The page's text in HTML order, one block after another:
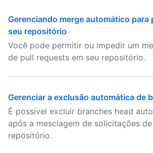
Gerenciando merge automático para
seu repositório
Você pode permitir ou impedir um
de pull requests em seu repositório.
Gerenciar a exclusão automática de
É possível excluir branches head
após a mesclagem de solicitações
repositório.